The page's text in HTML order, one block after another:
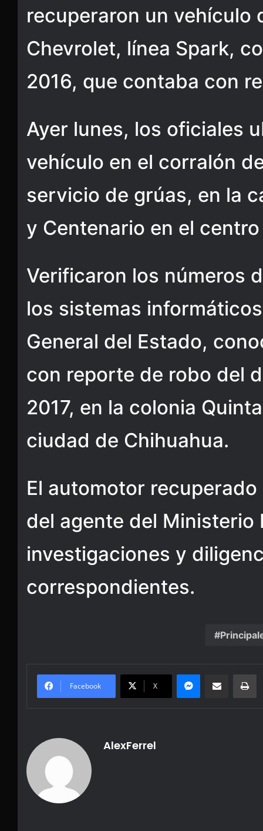
recuperaron un vehículo
Chevrolet, línea Spark,
2016, que contaba con
Ayer lunes, los oficiales
vehículo en el corralón
servicio de grúas, en la
y Centenario en el
Verificaron los números
los sistemas
General del Estado,
con reporte de robo del
2017, en la colonia
ciudad de Chihuahua.
El automotor
del agente del Ministerio
investigaciones y
correspondientes.
Facebook X
Messenger
Share via Email
AlexFerrel